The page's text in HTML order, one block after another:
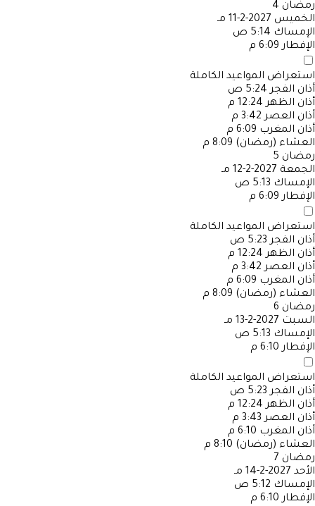
رمضان 4
الخميس 2027-2-11 مـ
الإمساك 5:14 ص
الإفطار 6:09 م
استعراض المواعيد الكاملة
أذان الفجر 5:24 ص
أذان الظهر 12:24 م
أذان العصر 3:42 م
أذان المغرب 6:09 م
العشاء (رمضان) 8:09 م
رمضان 5
الجمعة 2027-2-12 مـ
الإمساك 5:13 ص
الإفطار 6:09 م
استعراض المواعيد الكاملة
أذان الفجر 5:23 ص
أذان الظهر 12:24 م
أذان العصر 3:42 م
أذان المغرب 6:09 م
العشاء (رمضان) 8:09 م
رمضان 6
السبت 2027-2-13 مـ
الإمساك 5:13 ص
الإفطار 6:10 م
استعراض المواعيد الكاملة
أذان الفجر 5:23 ص
أذان الظهر 12:24 م
أذان العصر 3:43 م
أذان المغرب 6:10 م
العشاء (رمضان) 8:10 م
رمضان 7
الأحد 2027-2-14 مـ
الإمساك 5:12 ص
الإفطار 6:10 م